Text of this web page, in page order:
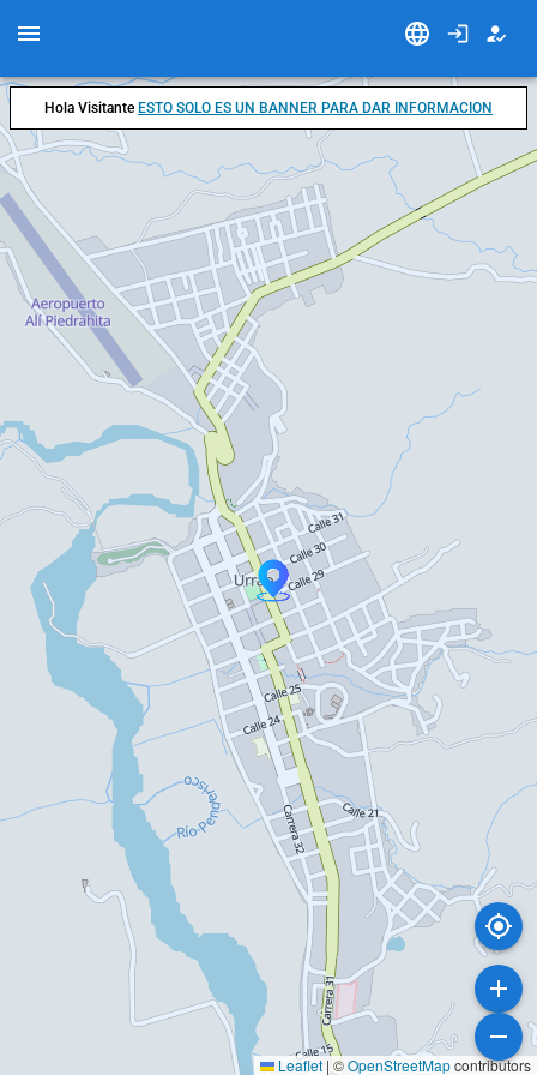
Leaflet |©OpenStreetMapcontributors
Hola Visitante ESTO SOLO ES UN BANNER PARA DAR INFORMACION